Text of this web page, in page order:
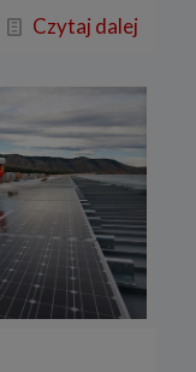
Czytaj dalej